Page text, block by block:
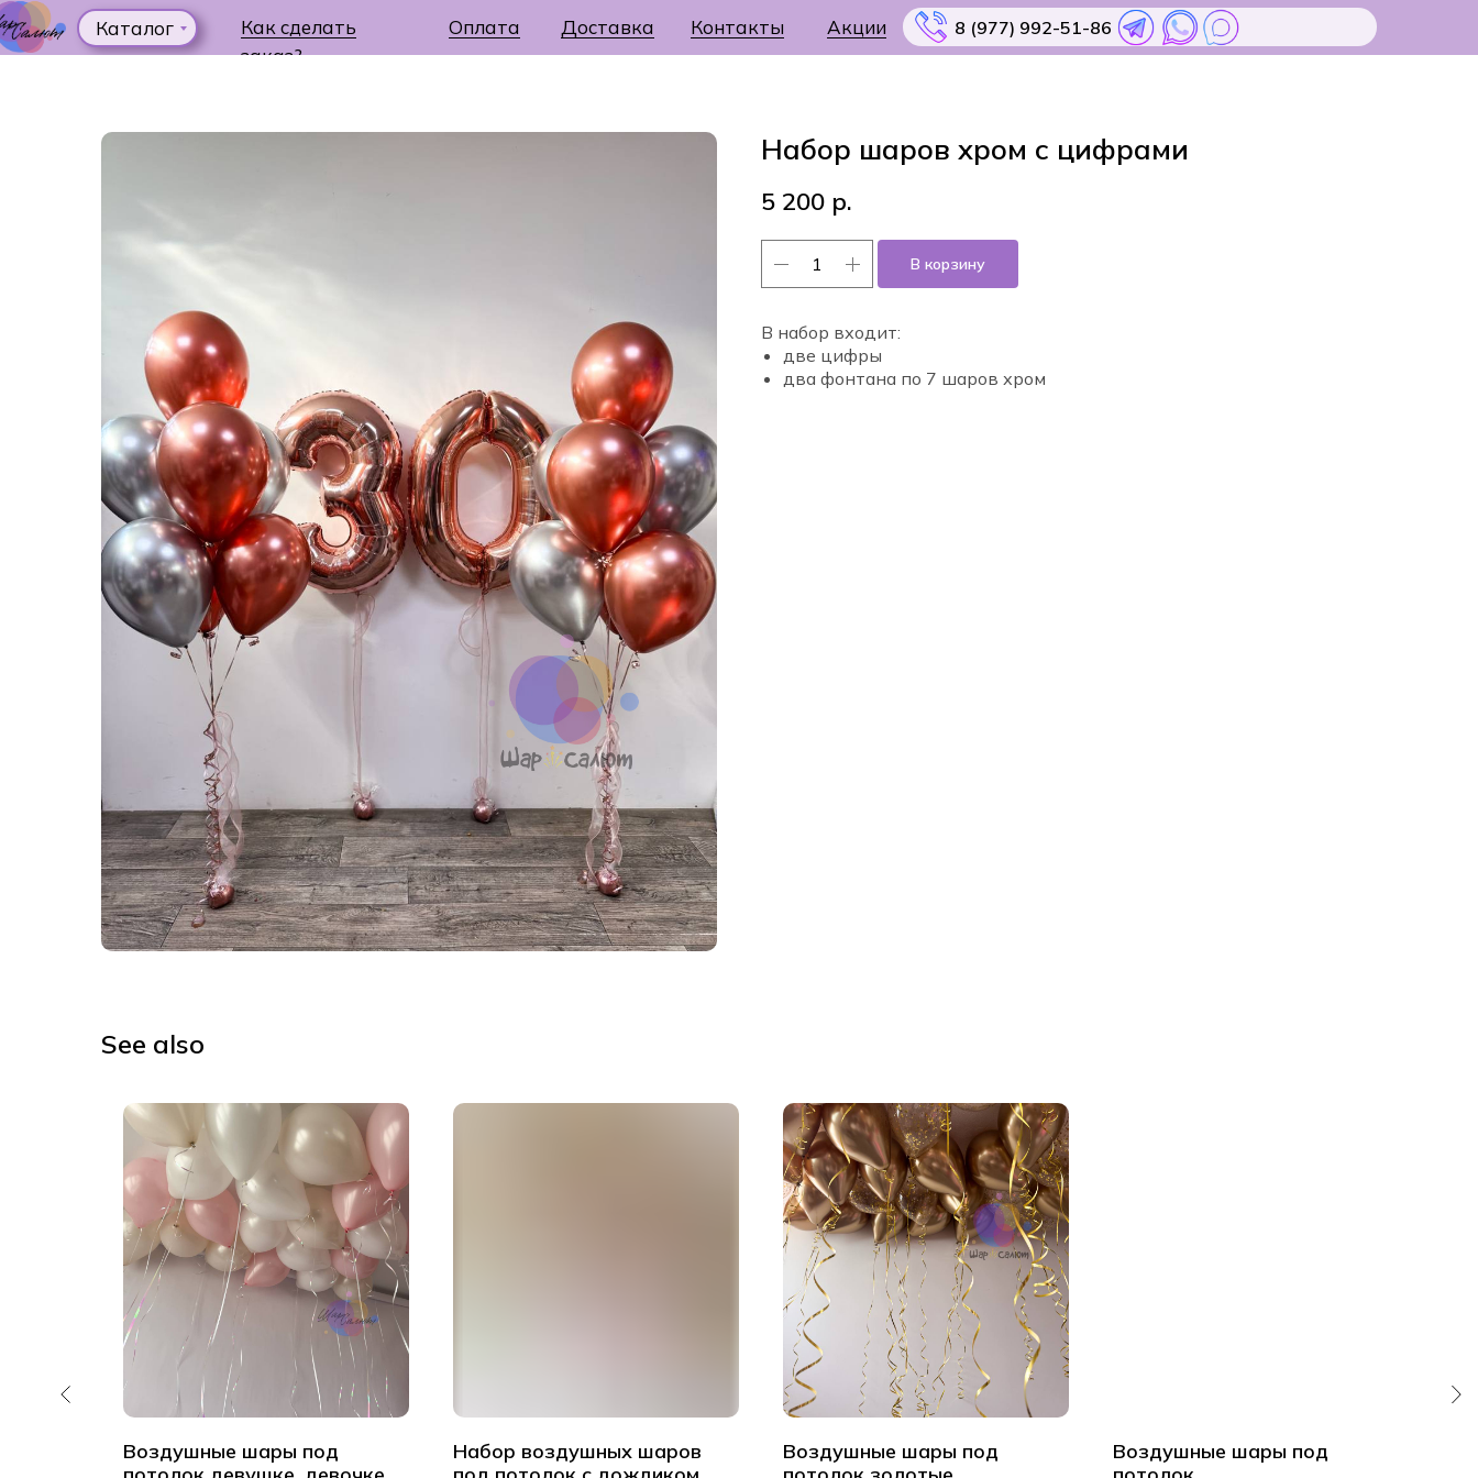
Доставка
Как сделать
заказ?
Оплата Акции
Контакты 8 (977) 992-51-86
Каталог
Набор шаров хром с цифрами
5 200 р.
В корзину
В набор входит:
две цифры
два фонтана по 7 шаров хром
See also
Воздушные шары под
Набор воздушных шаров
Воздушные шары под
Воздушные шары под